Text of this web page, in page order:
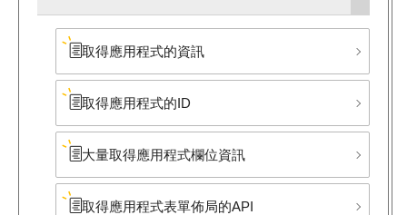
取得應用程式的資訊
取得應用程式的ID
大量取得應用程式欄位資訊
取得應用程式​表單佈局的API